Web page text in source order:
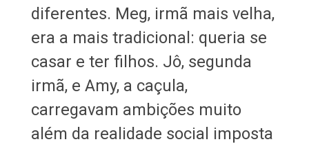
diferentes. Meg, irmã mais velha,
era a mais tradicional: queria se
casar e ter filhos. Jô, segunda
irmã, e Amy, a caçula,
carregavam ambições muito
além da realidade social imposta